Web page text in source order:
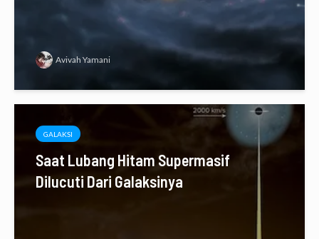
Avivah Yamani
GALAKSI
Saat Lubang Hitam Supermasif
Dilucuti Dari Galaksinya